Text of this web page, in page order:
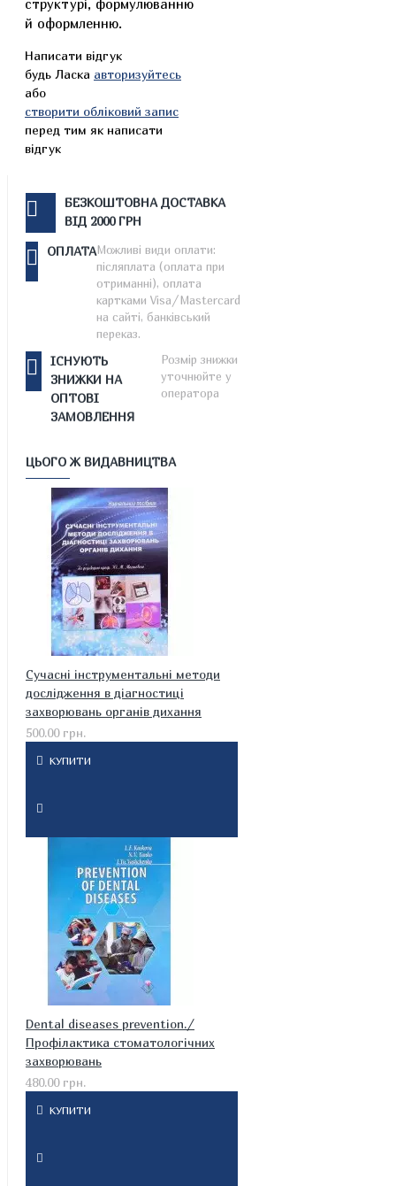
структурі, формулюванню
й оформленню.
Написати відгук
будь Ласка авторизуйтесь
або
створити обліковий запис
перед тим як написати
відгук
БЕЗКОШТОВНА ДОСТАВКА
ВІД 2000 ГРН
ОПЛАТАМожливі види оплати:
післяплата (оплата при
отриманні), оплата
картками Visa/Mastercard
на сайті, банківський
переказ.
ІСНУЮТЬ
ЗНИЖКИ НА
ОПТОВІ
ЗАМОВЛЕННЯ
Розмір знижки
уточнюйте у
оператора
ЦЬОГО Ж ВИДАВНИЦТВА
Cучасні інструментальні методи
дослідження в діагностиці
захворювань органів дихання
500.00 грн.
КУПИТИ
Dental diseases prevention./
Профілактика стоматологічних
захворювань
480.00 грн.
КУПИТИ